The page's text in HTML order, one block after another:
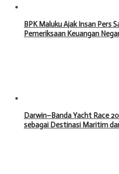
BPK Maluku Ajak Insan Pers
Pemeriksaan Keuangan
Darwin–Banda Yacht Race
sebagai Destinasi Maritim